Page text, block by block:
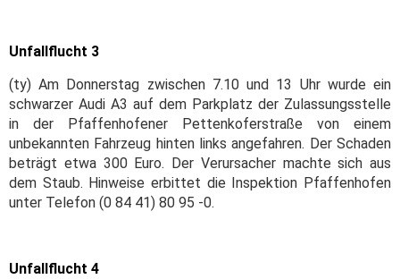
Unfallflucht 3
(ty) Am Donnerstag zwischen 7.10 und 13 Uhr wurde ein
schwarzer Audi A3 auf dem Parkplatz der Zulassungsstelle
in der Pfaffenhofener Pettenkoferstraße von einem
unbekannten Fahrzeug hinten links angefahren. Der Schaden
beträgt etwa 300 Euro. Der Verursacher machte sich aus
dem Staub. Hinweise erbittet die Inspektion Pfaffenhofen
unter Telefon (0 84 41) 80 95 -0.
Unfallflucht 4